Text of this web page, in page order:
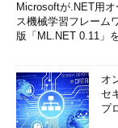
Microsoftが.NET用
ス機械学習フレーム
版「ML.NET 0.11」
オ
セ
プ